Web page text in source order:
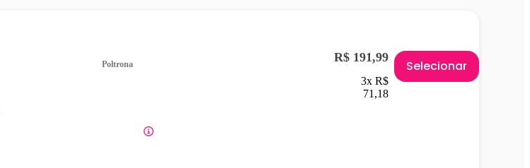
Poltrona R$ 191,99
3x R$
71,18
Selecionar